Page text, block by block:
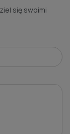
się swoimi